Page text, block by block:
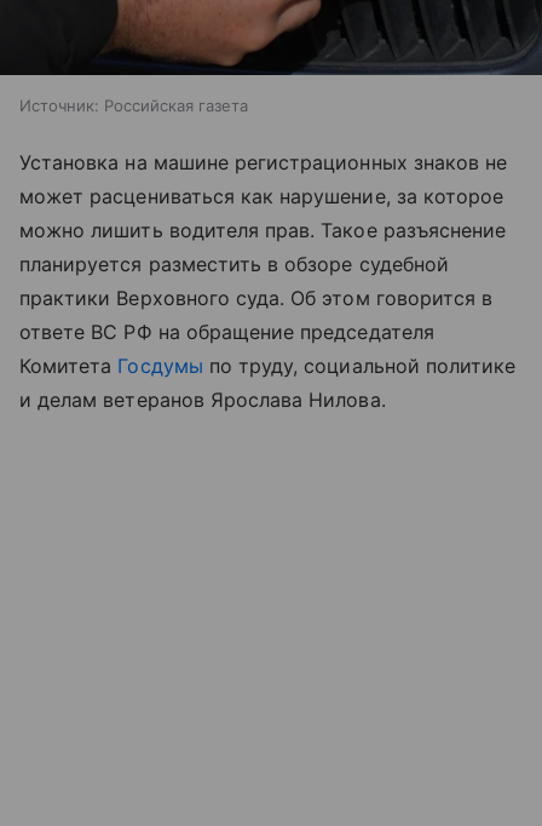
Источник: Российская газета
Установка на машине регистрационных знаков не
может расцениваться как нарушение, за которое
можно лишить водителя прав. Такое разъяснение
планируется разместить в обзоре судебной
практики Верховного суда. Об этом говорится в
ответе ВС РФ на обращение председателя
Комитета Госдумы по труду, социальной политике
и делам ветеранов Ярослава Нилова.